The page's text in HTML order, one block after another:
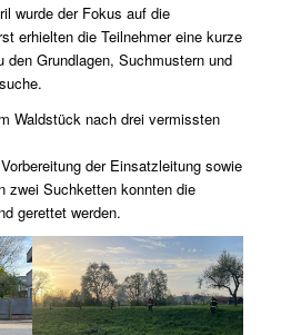
wurde der Fokus auf die
erhielten die Teilnehmer eine kurze
Grundlagen, Suchmustern und
Waldstück nach drei vermissten
der Einsatzleitung sowie
zwei Suchketten konnten die
gerettet werden.